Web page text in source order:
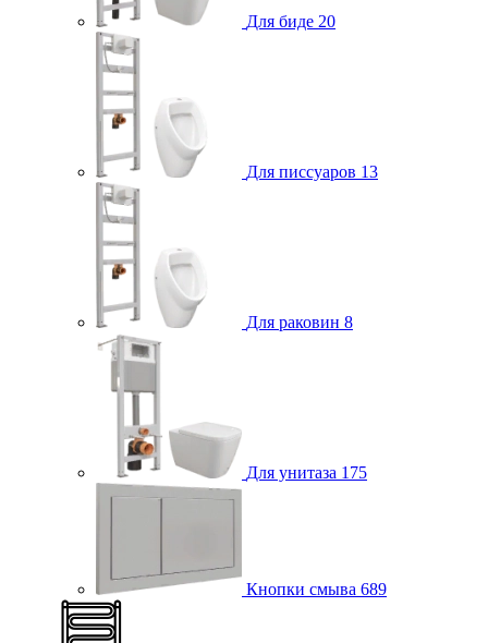
Для биде 20
Для писсуаров 13
Для раковин 8
Для унитаза 175
Кнопки смыва 689